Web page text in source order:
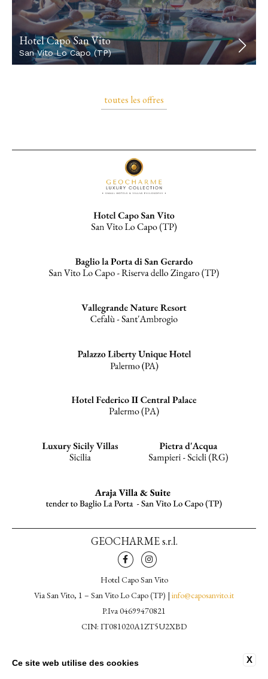
Hotel Capo San Vito
San Vito Lo Capo (TP)
toutes les offres
GEOCHARME s.r.l.
Hotel Capo San Vito
Via San Vito, 1 – San Vito Lo Capo (TP) | info@caposanvito.it
P.Iva 04699470821
CIN: IT081020A1ZT5U2XBD
X
Ce site web utilise des cookies